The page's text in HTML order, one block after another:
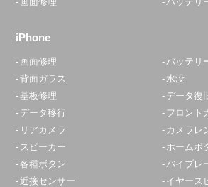
iPhone
画面修理
バッテリ
背面ガラス
水没
基板修理
データ復
データ移行
フロント
リアカメラ
カメラレ
スピーカー
ホームボ
各種ボタン
バイブレ
近接センサー
イヤース